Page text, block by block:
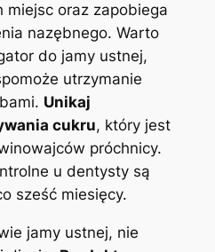
miejsc oraz zapobiega
nazębnego. Warto
do jamy ustnej,
utrzymanie
Unikaj
cukru, który jest
próchnicy.
u dentysty są
sześć miesięcy.
jamy ustnej, nie